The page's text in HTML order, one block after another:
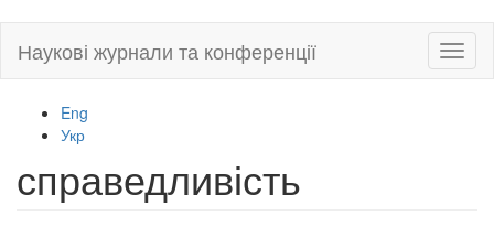
main
Наукові журнали та конференції
Eng
Укр
справедливість